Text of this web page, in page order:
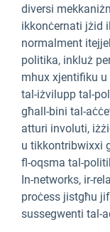
diversi
ikkonċernati jżid
normalment
politika, inkluż
mhux xjentifiku
tal-iżvilupp tal-
għall-bini tal-
atturi involuti,
u tikkontribwixxi
fl-oqsma tal-
In-networks, ir-
proċess jistgħu
sussegwenti tal-